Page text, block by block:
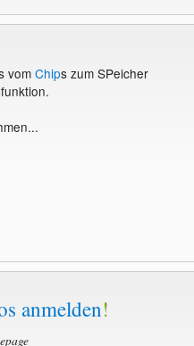
vomChips zum SPeicher
anmelden!